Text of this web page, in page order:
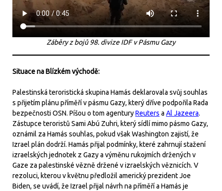
Záběry z bojů 98. divize IDF v Pásmu Gazy
Situace na Blízkém východě:
Palestinská teroristická skupina Hamás deklarovala svůj souhlas
s přijetím plánu příměří v pásmu Gazy, který dříve podpořila Rada
bezpečnosti OSN. Píšou o tom agenturyReuters a Al Jazeera.
Zástupce teroristů Sami Abú Zuhri, který sídlí mimo pásmo Gazy,
oznámil za Hamás souhlas, pokud však Washington zajistí, že
Izrael plán dodrží. Hamás přijal podmínky, které zahrnují stažení
izraelských jednotek z Gazy a výměnu rukojmích držených v
Gaze za palestinské vězně držené v izraelských věznicích. V
rezoluci, kterou v květnu předložil americký prezident Joe
Biden, se uvádí, že Izrael přijal návrh na příměří a Hamás je